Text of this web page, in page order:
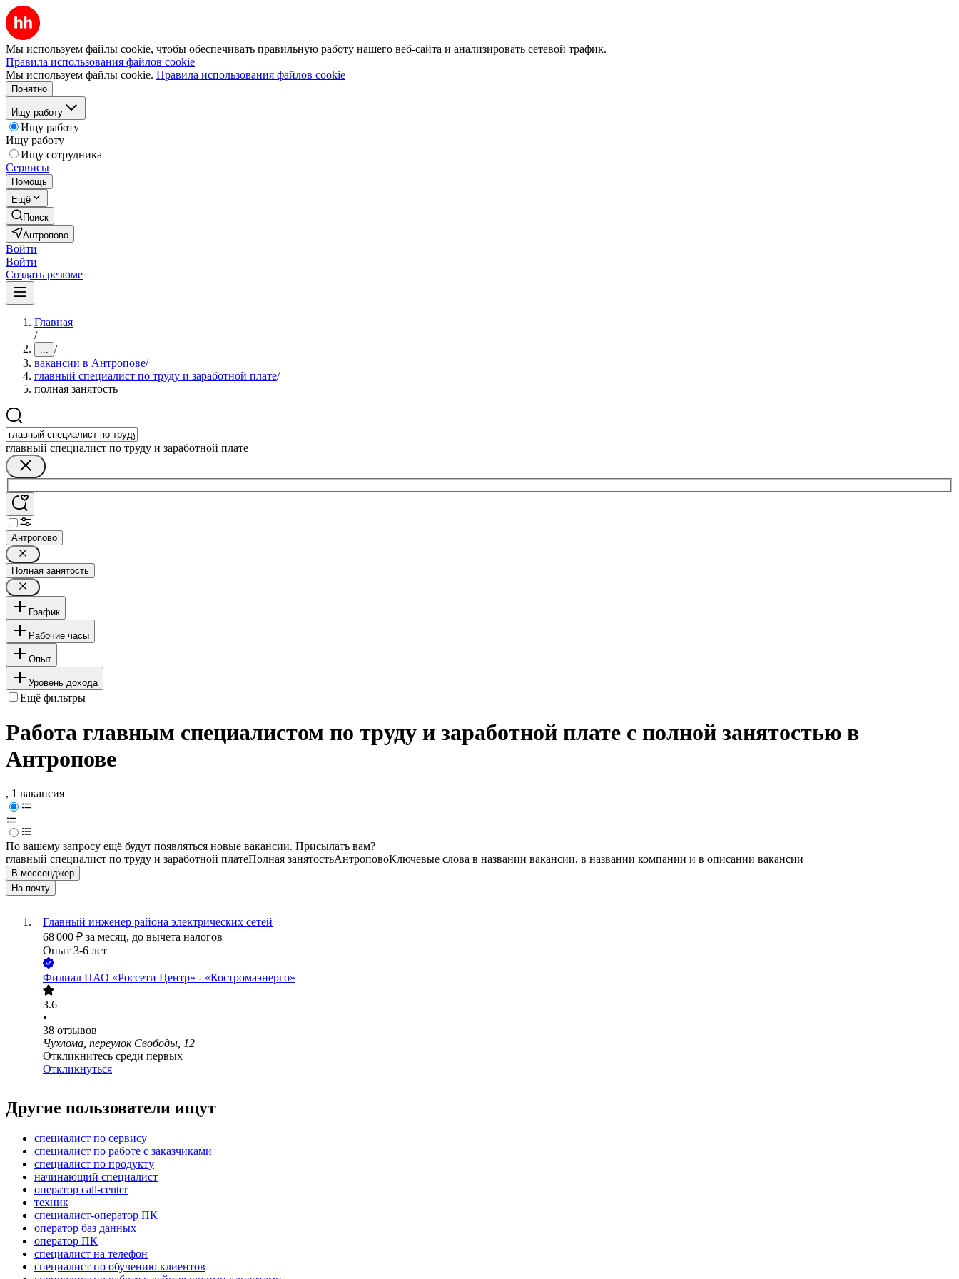
Мы используем файлы cookie, чтобы обеспечивать правильную работу нашего веб-сайта и анализировать сетевой трафик.
Правила использования файлов cookie
Мы используем файлы cookie. Правила использования файлов cookie
Понятно
Ищу работу
Ищу работу
Ищу работу
Ищу сотрудника
Сервисы
Помощь
Ещё
Поиск
Антропово
Войти
Войти
Создать резюме
Главная
/
... /
вакансии в Антропове/
главный специалист по труду и заработной плате/
полная занятость
главный специалист по труду и заработной плате
Антропово
Полная занятость
График
Рабочие часы
Опыт
Уровень дохода
Ещё фильтры
Работа главным специалистом по труду и заработной плате с полной занятостью в
Антропове
, 1 вакансия
По вашему запросу ещё будут появляться новые вакансии. Присылать вам?
главный специалист по труду и заработной платеПолная занятостьАнтроповоКлючевые слова в названии вакансии, в названии компании и в описании вакансии
В мессенджер
На почту
Главный инженер района электрических сетей
68 000 ₽ за месяц, до вычета налогов
Опыт 3-6 лет
Филиал ПАО «Россети Центр» - «Костромаэнерго»
3.6
•
38 отзывов
Чухлома, переулок Свободы, 12
Откликнитесь среди первых
Откликнуться
Другие пользователи ищут
специалист по сервису
специалист по работе с заказчиками
специалист по продукту
начинающий специалист
оператор call-center
техник
специалист-оператор ПК
оператор баз данных
оператор ПК
специалист на телефон
специалист по обучению клиентов